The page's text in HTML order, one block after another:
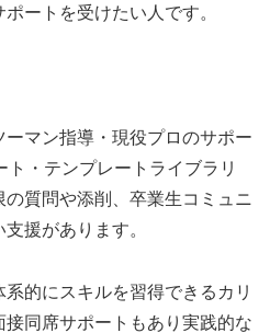
ートを受けたい人です。
マン指導・現役プロのサポー
ト・テンプレートライブラリ
質問や添削、卒業生コミュニ
援があります。
的にスキルを習得できるカリ
同席サポートもあり実践的な